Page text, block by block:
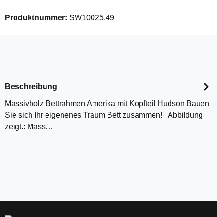
Produktnummer: SW10025.49
Beschreibung
Massivholz Bettrahmen Amerika mit Kopfteil Hudson Bauen
Sie sich Ihr eigenenes Traum Bett zusammen! Abbildung
zeigt.: Mass…